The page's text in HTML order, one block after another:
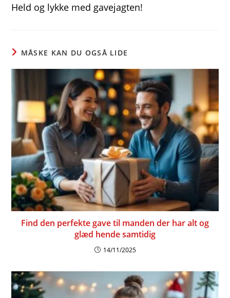
Held og lykke med gavejagten!
MÅSKE KAN DU OGSÅ LIDE
Find den perfekte gave til manden der har alt og
glæd hende samtidig
14/11/2025